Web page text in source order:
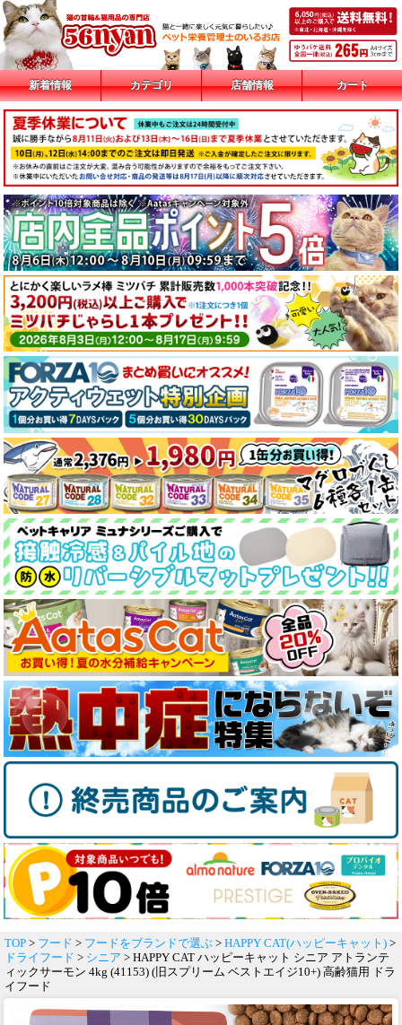
新着情報 カテゴリ 店舗情報 カート
TOP > フード > フードをブランドで選ぶ > HAPPY CAT(ハッピーキャット) >
ドライフード > シニア > HAPPY CAT ハッピーキャット シニア アトランテ
ィックサーモン 4kg (41153) (旧スプリーム ベストエイジ10+) 高齢猫用 ドラ
イフード